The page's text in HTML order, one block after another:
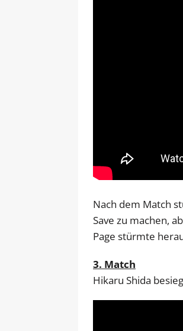
Nach dem Match
Save zu machen,
Page stürmte
3. Match
Hikaru Shida